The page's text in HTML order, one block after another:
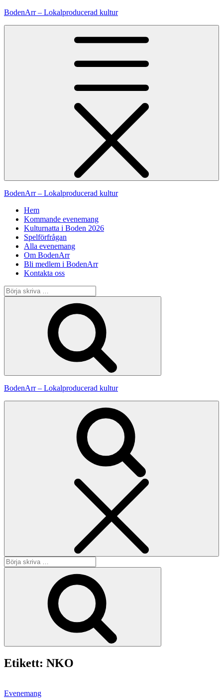
Hoppa
BodenArr – Lokalproducerad kultur
BodenArr – Lokalproducerad kultur
Hem
Kommande evenemang
Kulturnatta i Boden 2026
Spelförfrågan
Alla evenemang
Om BodenArr
Bli medlem i BodenArr
Kontakta oss
Sök
efter:
BodenArr – Lokalproducerad kultur
Sök
efter:
Etikett: NKO
Kategorilänkar
Evenemang